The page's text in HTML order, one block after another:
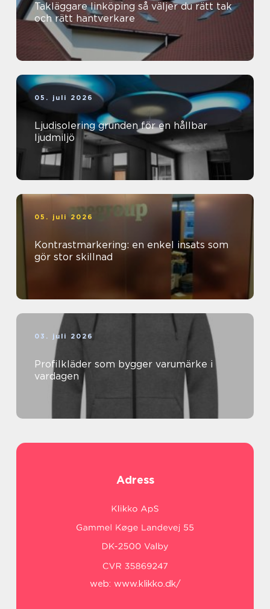
Takläggare linköping så väljer du rätt tak
och rätt hantverkare
05. juli 2026
Ljudisolering grunden för en hållbar
ljudmiljö
05. juli 2026
Kontrastmarkering: en enkel insats som
gör stor skillnad
03. juli 2026
Profilkläder som bygger varumärke i
vardagen
Adress
web: www.klikko.dk/